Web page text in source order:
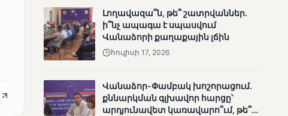
Մատչելի
ընտրություններ՝ դեռևս
չլուծված խնդիրներով.
«Լուսաստղի»
արդյունքները
Լողավազա՞ն, թե՞ շատրվաններ.
ի՞նչ ապագա է սպասվում
Վանաձորի քաղաքային լճին
հուլիսի 17, 2026
Վանաձոր-Փամբակ խոշորացում.
քննարկման գլխավոր հարցը՝
արդյունավետ կառավարո՞ւմ, թե՞